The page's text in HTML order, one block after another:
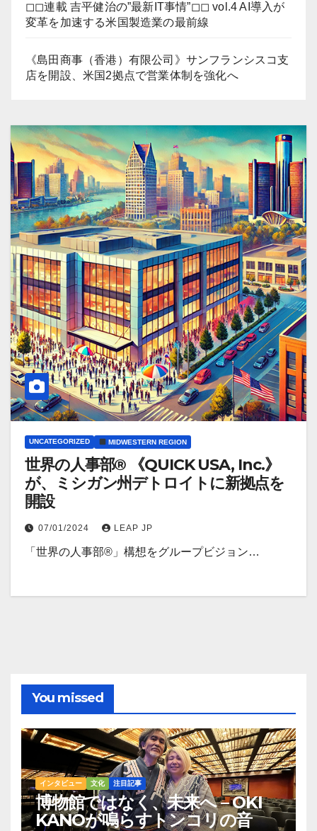
◻︎◻︎連載 吉平健治の”最新IT事情”◻︎◻︎ vol.4 AI導入が
変革を加速する米国製造業の最前線
《島田商事（香港）有限公司》サンフランシスコ支
店を開設、米国2拠点で営業体制を強化へ
UNCATEGORIZED MIDWESTERN REGION
世界の人事部® 《QUICK USA, Inc.》
が、ミシガン州デトロイトに新拠点を
開設
07/01/2024 LEAP JP
「世界の人事部®」構想をグループビジョン…
You missed
インタビュー 文化 注目記事
博物館ではなく、未来へ – OKI
KANOが鳴らすトンコリの音